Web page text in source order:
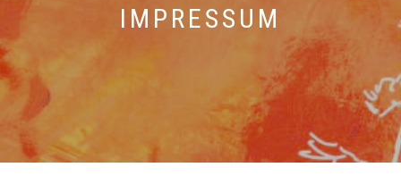
IMPRESSUM